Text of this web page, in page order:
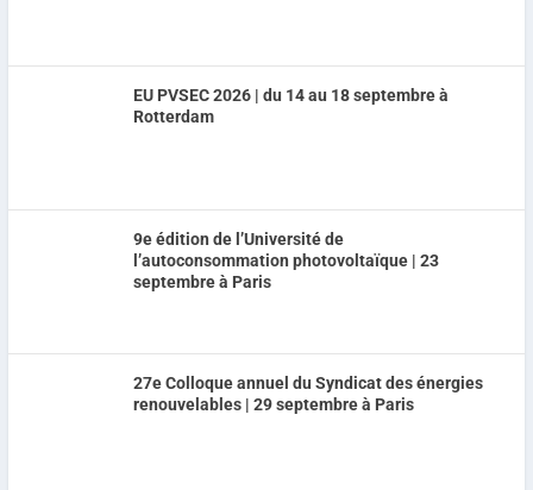
EU PVSEC 2026 | du 14 au 18 septembre à
Rotterdam
9e édition de l’Université de
l’autoconsommation photovoltaïque | 23
septembre à Paris
27e Colloque annuel du Syndicat des énergies
renouvelables | 29 septembre à Paris